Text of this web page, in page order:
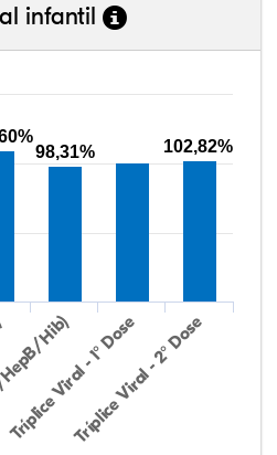
infantil
Hib)
Tríplice Viral - 1° Dose
Tríplice Viral - 2° Dose
98,31%
102,82%